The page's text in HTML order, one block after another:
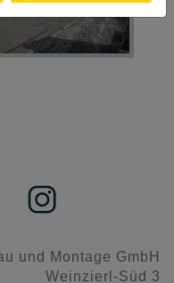
und Montage GmbH
Weinzierl-Süd 3
Impressum